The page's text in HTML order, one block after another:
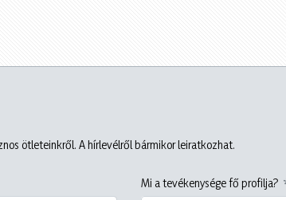
ötleteinkről. A hírlevélről bármikor leiratkozhat.
Mi a tevékenysége fő profilja?